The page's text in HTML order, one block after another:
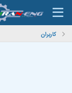
کاربران